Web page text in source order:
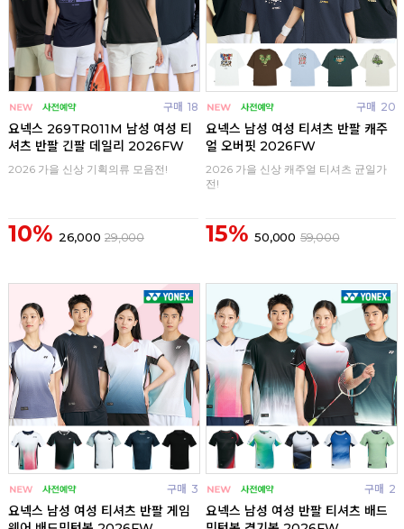
구매 18
요넥스 269TR011M 남성 여성 티
셔츠 반팔 긴팔 데일리 2026FW
2026 가을 신상 기획의류 모음전!
10% 26,000 29,000
구매 20
요넥스 남성 여성 티셔츠 반팔 캐주
얼 오버핏 2026FW
2026 가을 신상 캐주얼 티셔츠 균일가
전!
15% 50,000 59,000
구매 3
요넥스 남성 여성 티셔츠 반팔 게임
구매 2
요넥스 남성 여성 반팔 티셔츠 배드